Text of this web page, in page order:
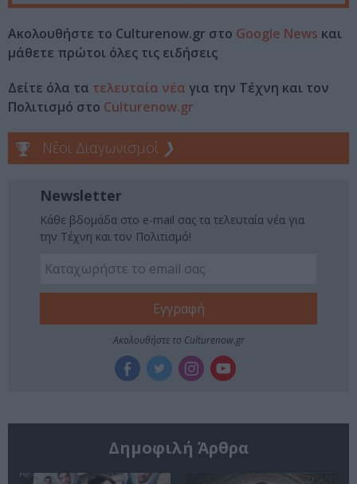
Ακολουθήστε το Culturenow.gr στο Google News και
μάθετε πρώτοι όλες τις ειδήσεις
Δείτε όλα τα τελευταία νέα για την Τέχνη και τον
Πολιτισμό στο Culturenow.gr
Νέοι Διαγωνισμοί ❯
Newsletter
Κάθε βδομάδα στο e-mail σας τα τελευταία νέα για
την Τέχνη και τον Πολιτισμό!
Ακολουθήστε το Culturenow.gr
Δημοφιλή Άρθρα